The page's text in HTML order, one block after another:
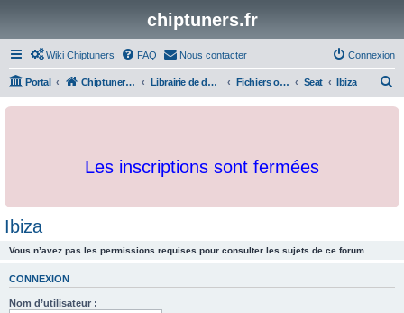
chiptuners.fr
Wiki Chiptuners FAQ Nous contacter Connexion
Portal Chiptuners.fr Librairie de documents et originaux Fichiers originaux Seat Ibiza
c
Les inscriptions sont fermées
Ibiza
Vous n’avez pas les permissions requises pour consulter les sujets de ce forum.
CONNEXION
Nom d’utilisateur :